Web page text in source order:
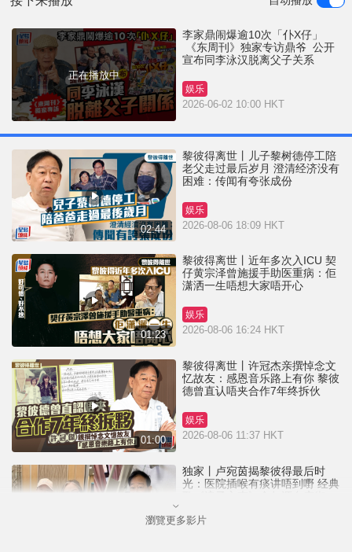
正在播放中
李家鼎闹爆逾10次「仆X仔」
《东周刊》独家专访鼎爷 公开
宣布同李泳汉脱离父子关系
娱乐
2026-06-02 10:00 HKT
02:44
黎彼得离世丨儿子黎树德停工陪
老父走过最后岁月 澄清经济没有
困难：传闻有夸张成份
娱乐
2026-08-06 18:09 HKT
01:23
黎彼得离世丨近年多次入ICU 契
仔黄宗泽曾施援手助医重病：佢
潇洒一生唔想大家唔开心
娱乐
2026-08-06 16:24 HKT
01:00
黎彼得离世丨许冠杰亲撰悼念文
忆故友：感恩音乐路上有你 黎彼
德曾直认唔夹合作7年终拆伙
娱乐
2026-08-06 11:37 HKT
独家丨卢宛茵揭黎彼得最后时
光：医院插喉有痰讲唔到嘢 经典
娱乐
瀏覽更多影片